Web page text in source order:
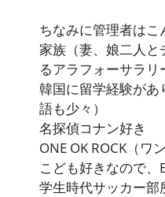
ちなみに管理者はこ
家族（妻、娘二人
るアラフォーサラリ
韓国に留学経験があ
語も少々）
名探偵コナン好き
ONE OK ROCK（ワ
こども好きなので、
学生時代サッカー部